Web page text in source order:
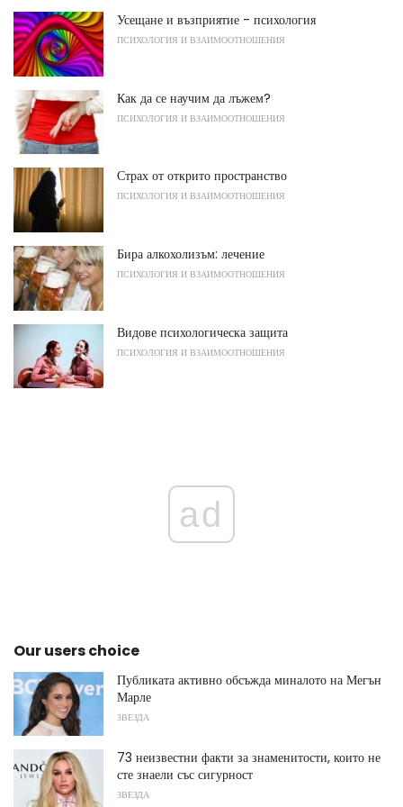
Усещане и възприятие - психология
ПСИХОЛОГИЯ И ВЗАИМООТНОШЕНИЯ
Как да се научим да лъжем?
ПСИХОЛОГИЯ И ВЗАИМООТНОШЕНИЯ
Страх от открито пространство
ПСИХОЛОГИЯ И ВЗАИМООТНОШЕНИЯ
Бира алкохолизъм: лечение
ПСИХОЛОГИЯ И ВЗАИМООТНОШЕНИЯ
Видове психологическа защита
ПСИХОЛОГИЯ И ВЗАИМООТНОШЕНИЯ
ad
Our users choice
Публиката активно обсъжда миналото на Мегън
Марле
ЗВЕЗДА
73 неизвестни факти за знаменитости, които не
сте знаели със сигурност
ЗВЕЗДА